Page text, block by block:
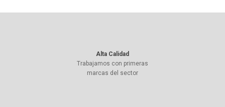
Alta Calidad
Trabajamos con primeras
marcas del sector